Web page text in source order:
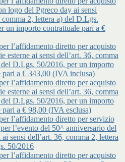
logo del Pgreco day ai sensi
comma 2, lettera a) del D.Lgs.
un importo contrattuale pari a €
l’affidamento diretto per acquisto
esterne ai sensi dell’art. 36, comma
del D.Lgs. 50/2016, per un importo
pari a € 343,00 (IVA inclusa)
l’affidamento diretto per acquisto
esterne ai sensi dell’art. 36, comma
del D.Lgs. 50/2016, per un importo
pari a € 98,00 (IVA esclusa)
l’affidamento diretto per servizio
l’evento del 50^ anniversario del
sensi dell’art. 36, comma 2, lettera
50/2016
l’affidamento diretto per acquisto